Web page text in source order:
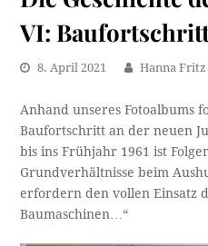
VI:
8. April 2021 Hanna Fritz
Anhand unseres Fotoalbums
Baufortschritt an der neuen
bis ins Frühjahr 1961 ist
Grundverhältnisse beim
erfordern den vollen Einsatz
Baumaschinen…“